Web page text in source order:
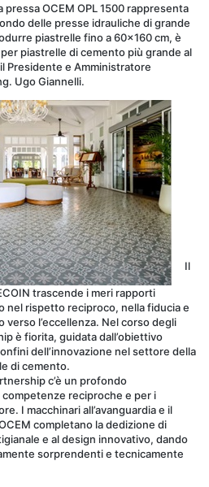
OCEM OPL 1500 rappresenta
delle presse idrauliche di grande
piastrelle fino a 60×160 cm, è
piastrelle di cemento più grande al
Presidente e Amministratore
Ugo Giannelli.
Il
trascende i meri rapporti
nel rispetto reciproco, nella fiducia e
verso l’eccellenza. Nel corso degli
è fiorita, guidata dall’obiettivo
dell’innovazione nel settore della
di cemento.
c’è un profondo
reciproche e per i
I macchinari all’avanguardia e il
completano la dedizione di
e al design innovativo, dando
sorprendenti e tecnicamente